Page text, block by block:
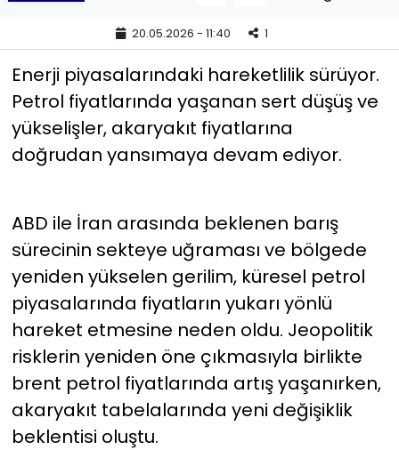
20.05.2026 - 11:40 1
Enerji piyasalarındaki hareketlilik sürüyor.
Petrol fiyatlarında yaşanan sert düşüş ve
yükselişler, akaryakıt fiyatlarına
doğrudan yansımaya devam ediyor.
ABD ile İran arasında beklenen barış
sürecinin sekteye uğraması ve bölgede
yeniden yükselen gerilim, küresel petrol
piyasalarında fiyatların yukarı yönlü
hareket etmesine neden oldu. Jeopolitik
risklerin yeniden öne çıkmasıyla birlikte
brent petrol fiyatlarında artış yaşanırken,
akaryakıt tabelalarında yeni değişiklik
beklentisi oluştu.
TEKNOLOJİ
Yaşam
YEREL POLİTİKA
Yurt